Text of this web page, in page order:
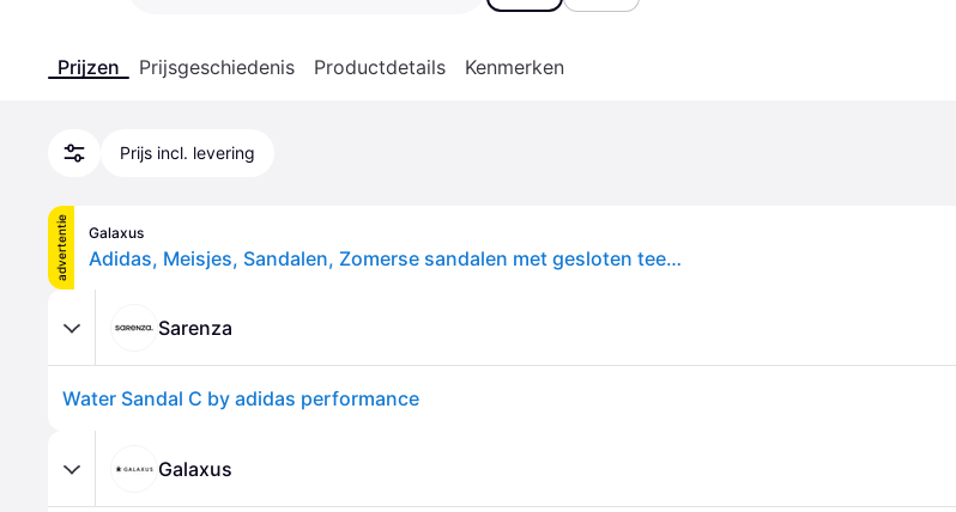
Prijzen Prijsgeschiedenis Productdetails Kenmerken
Prijs incl. levering
advertentie Galaxus
Adidas, Meisjes, Sandalen, Zomerse sandalen met gesloten teen voor kinderen, Roze, Wit, Roze, (28)
Sarenza
Water Sandal C by adidas performance
Galaxus